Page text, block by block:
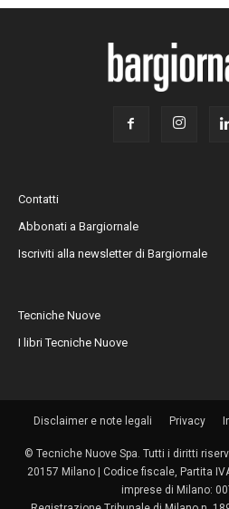
Contatti
Abbonati a Bargiornale
Iscriviti alla newsletter di Bargiornale
Tecniche Nuove
I libri Tecniche Nuove
Disclaimer e note legali Privacy
© Tecniche Nuove Spa. Tutti i diritti
20157 Milano | Codice fiscale, Partita
imprese di Milano: